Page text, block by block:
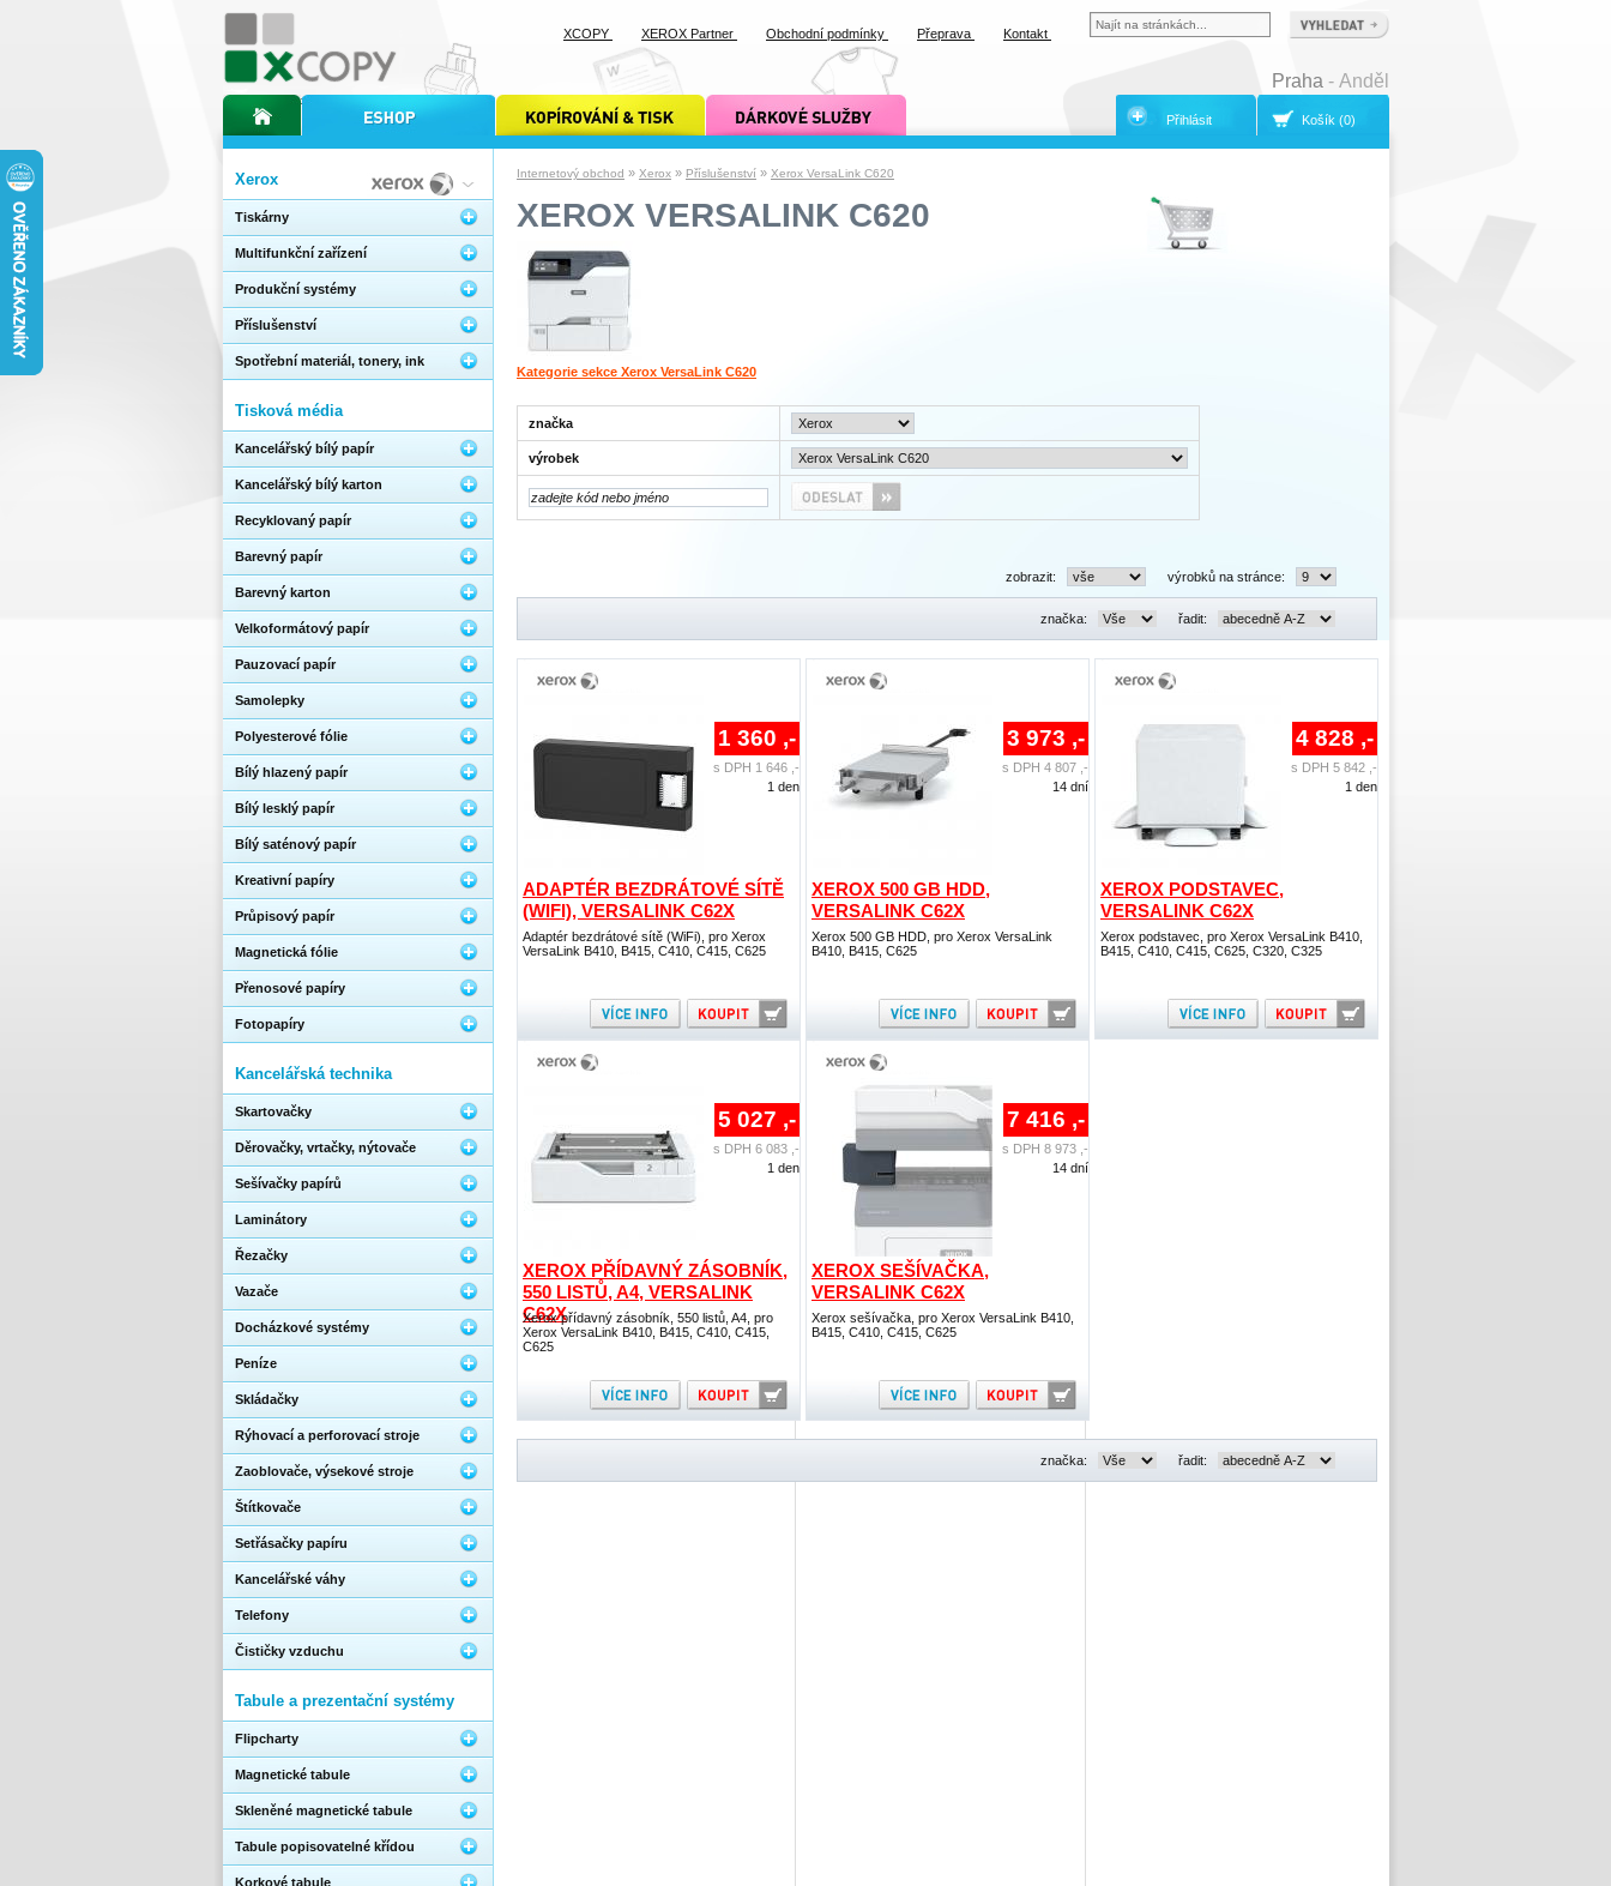
Internetový obchod » Xerox » Příslušenství » Xerox VersaLink C620
XEROX VERSALINK C620
Kategorie sekce Xerox VersaLink C620
značka
výrobek
zobrazit: výrobků na stránce:
značka: řadit:
ADAPTÉR BEZDRÁTOVÉ SÍTĚ
(WIFI), VERSALINK C62X
Adaptér bezdrátové sítě (WiFi), pro Xerox
VersaLink B410, B415, C410, C415, C625
1 360 ,-
s DPH 1 646 ,-
1 den
XEROX 500 GB HDD,
VERSALINK C62X
Xerox 500 GB HDD, pro Xerox VersaLink
B410, B415, C625
3 973 ,-
s DPH 4 807 ,-
14 dní
XEROX PODSTAVEC,
VERSALINK C62X
Xerox podstavec, pro Xerox VersaLink B410,
B415, C410, C415, C625, C320, C325
4 828 ,-
s DPH 5 842 ,-
1 den
XEROX PŘÍDAVNÝ ZÁSOBNÍK,
550 LISTŮ, A4, VERSALINK
C62X
Xerox přídavný zásobník, 550 listů, A4, pro
Xerox VersaLink B410, B415, C410, C415,
C625
5 027 ,-
s DPH 6 083 ,-
1 den
XEROX SEŠÍVAČKA,
VERSALINK C62X
Xerox sešívačka, pro Xerox VersaLink B410,
B415, C410, C415, C625
7 416 ,-
s DPH 8 973 ,-
14 dní
značka: řadit:
Xerox
Tiskárny
Multifunkční zařízení
Produkční systémy
Příslušenství
Spotřební materiál, tonery, ink
Tisková média
Kancelářský bílý papír
Kancelářský bílý karton
Recyklovaný papír
Barevný papír
Barevný karton
Velkoformátový papír
Pauzovací papír
Samolepky
Polyesterové fólie
Bílý hlazený papír
Bílý lesklý papír
Bílý saténový papír
Kreativní papíry
Průpisový papír
Magnetická fólie
Přenosové papíry
Fotopapíry
Kancelářská technika
Skartovačky
Děrovačky, vrtačky, nýtovače
Sešívačky papírů
Laminátory
Řezačky
Vazače
Docházkové systémy
Peníze
Skládačky
Rýhovací a perforovací stroje
Zaoblovače, výsekové stroje
Štítkovače
Setřásačky papíru
Kancelářské váhy
Telefony
Čističky vzduchu
Tabule a prezentační systémy
Flipcharty
Magnetické tabule
Skleněné magnetické tabule
Tabule popisovatelné křídou
Korkové tabule
úvodní stránka xcopyinternetový obchod xcopy kopírování a tisk xcopy dárkové služby xcopy
XCOPY XEROX Partner Obchodní podmínky Přeprava Kontakt
Praha - Anděl
Košík (0)
Přihlásit